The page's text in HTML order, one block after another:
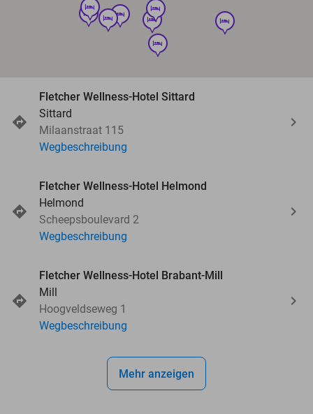
hotel
hotel
hotel
hotel
hotel hotel
hotel
hotel
Fletcher Wellness-Hotel Sittard
Sittard
Milaanstraat 115
Wegbeschreibung
Fletcher Wellness-Hotel Helmond
Helmond
Scheepsboulevard 2
Wegbeschreibung
Fletcher Wellness-Hotel Brabant-Mill
Mill
Hoogveldseweg 1
Wegbeschreibung
Mehr anzeigen